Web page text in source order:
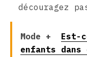
découragez
Mode +
Est-
enfants dans